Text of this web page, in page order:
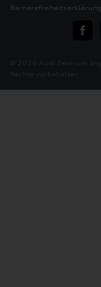
Barrierefreiheitserklärung
teilen